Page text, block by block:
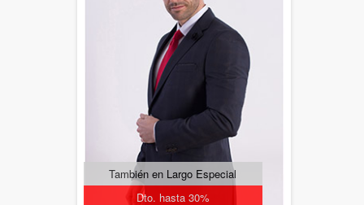
Dto. hasta 30%
También en Largo Especial